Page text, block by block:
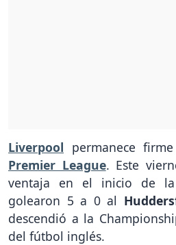
Liverpool permanece
Premier League. Este
ventaja en el inicio de
golearon 5 a 0 al
descendió a la
del fútbol inglés.